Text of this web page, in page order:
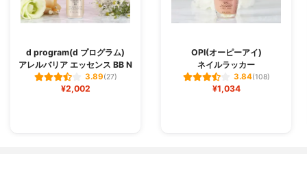
d program(d プログラム)
アレルバリア エッセンス BB N
3.89(27)
¥2,002
OPI(オーピーアイ)
ネイルラッカー
3.84(108)
¥1,034